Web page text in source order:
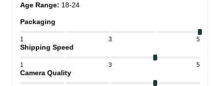
Age Range: 18-24
Packaging
1 3 5
Shipping Speed
1 3 5
Camera Quality